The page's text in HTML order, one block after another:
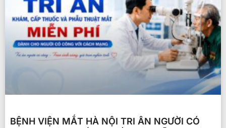
BỆNH VIỆN MẮT HÀ NỘI TRI ÂN NGƯỜI CÓ